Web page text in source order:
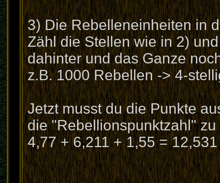
3) Die Rebelleneinheiten in
Zähl die Stellen wie in 2)
dahinter und das Ganze
z.B. 1000 Rebellen -> 4-
Jetzt musst du die Punkte
die "Rebellionspunktzahl"
4,77 + 6,211 + 1,55 =